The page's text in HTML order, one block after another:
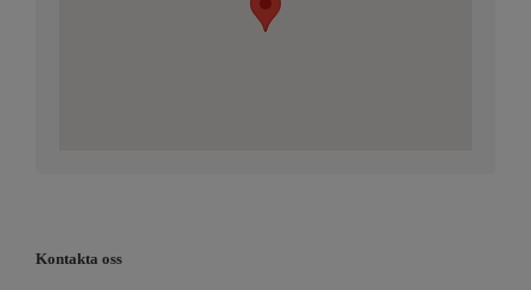
Kontakta oss